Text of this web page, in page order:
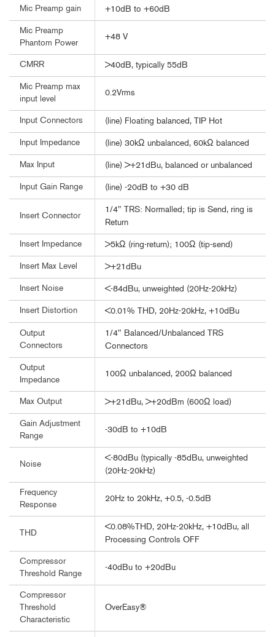
Mic Preamp gain +10dB to +60dB
Mic Preamp
Phantom Power
+48 V
CMRR >40dB, typically 55dB
Mic Preamp max
input level
0.2Vrms
Input Connectors (line) Floating balanced, TIP Hot
Input Impedance (line) 30kΩ unbalanced, 60kΩ balanced
Max Input (line) >+21dBu, balanced or unbalanced
Input Gain Range (line) -20dB to +30 dB
Insert Connector
1/4" TRS: Normalled; tip is Send, ring is
Return
Insert Impedance >5kΩ (ring-return); 100Ω (tip-send)
Insert Max Level >+21dBu
Insert Noise <-84dBu, unweighted (20Hz-20kHz)
Insert Distortion <0.01% THD, 20Hz-20kHz, +10dBu
Output
Connectors
1/4" Balanced/Unbalanced TRS
Connectors
Output
Impedance
100Ω unbalanced, 200Ω balanced
Max Output >+21dBu, >+20dBm (600Ω load)
Gain Adjustment
Range
-30dB to +10dB
Noise
<-80dBu (typically -85dBu, unweighted
(20Hz-20kHz)
Frequency
Response
20Hz to 20kHz, +0.5, -0.5dB
THD
<0.08%THD, 20Hz-20kHz, +10dBu, all
Processing Controls OFF
Compressor
Threshold Range
-40dBu to +20dBu
Compressor
Threshold
Characteristic
OverEasy®